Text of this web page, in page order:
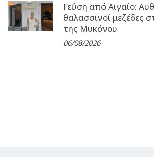
Γεύση από Αιγαίο:
θαλασσινοί μεζέδες
της Μυκόνου
06/08/2026